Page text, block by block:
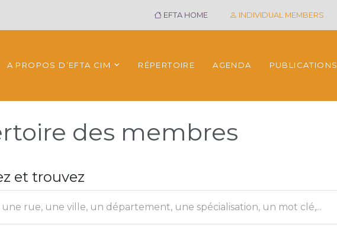
EFTA HOME INDIVIDUAL MEMBERS
A PROPOS D’EFTA CIM RÉPERTOIRE AGENDA PUBLICATIONS
des membres
et trouvez